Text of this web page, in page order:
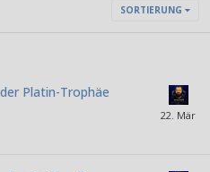
SORTIERUNG
Platin-Trophäe